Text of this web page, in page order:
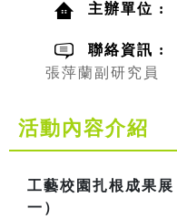
主辦單位 :
聯絡資訊 :
張萍蘭副研究員
活動內容介紹
工藝校園扎根成果
一）